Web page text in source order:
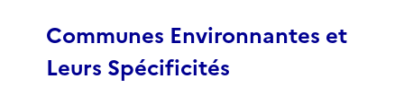
Communes Environnantes et
Leurs Spécificités